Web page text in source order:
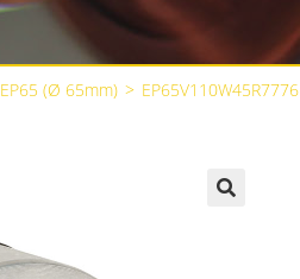
EP65 (Ø 65mm) > EP65V110W45R7776